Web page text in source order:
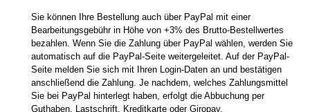
Sie können Ihre Bestellung auch über PayPal mit einer
Bearbeitungsgebühr in Höhe von +3% des Brutto-Bestellwertes
bezahlen. Wenn Sie die Zahlung über PayPal wählen, werden Sie
automatisch auf die PayPal-Seite weitergeleitet. Auf der PayPal-
Seite melden Sie sich mit Ihren Login-Daten an und bestätigen
anschließend die Zahlung. Je nachdem, welches Zahlungsmittel
Sie bei PayPal hinterlegt haben, erfolgt die Abbuchung per
Guthaben, Lastschrift, Kreditkarte oder Giropay.